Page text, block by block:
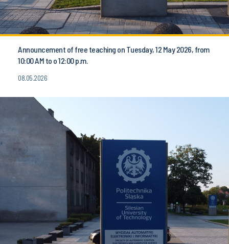
Announcement of free teaching on Tuesday, 12 May 2026, from
10:00 AM to o 12:00 p.m.
08.05.2026